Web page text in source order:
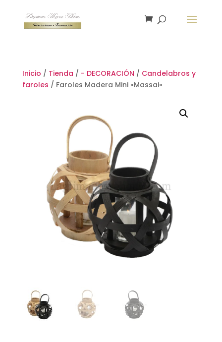
Inicio / Tienda / - DECORACIÓN / Candelabros y
faroles / Faroles Madera Mini «Massai»